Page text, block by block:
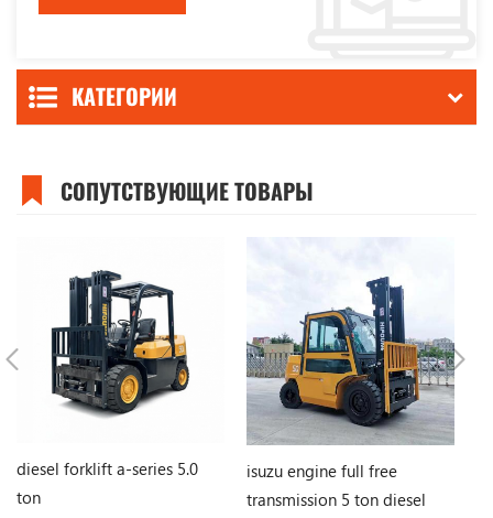
КАТЕГОРИИ
СОПУТСТВУЮЩИЕ ТОВАРЫ
diesel forklift a-series 5.0
ton
isuzu engine full free
transmission 5 ton diesel